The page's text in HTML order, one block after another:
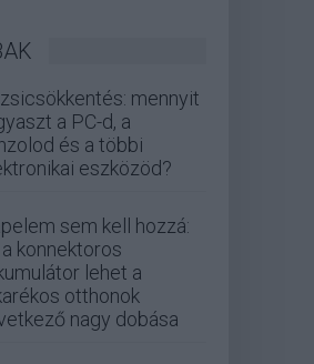
mennyit
a PC-d, a
és a többi
eszközöd?
sem kell hozzá:
a konnektoros
lehet a
otthonok
nagy dobása